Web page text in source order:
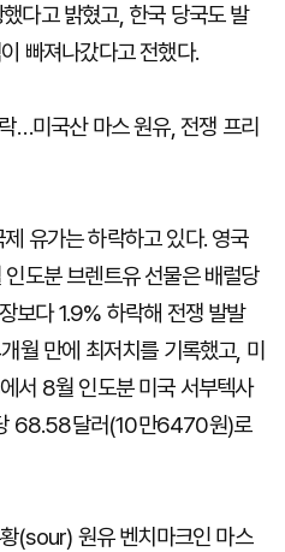
다고 밝혔고, 한국 당국도 발
빠져나갔다고 전했다.
미국산 마스 원유, 전쟁 프리
유가는 하락하고 있다. 영국
도분 브렌트유 선물은 배럴당
보다 1.9% 하락해 전쟁 발발
월 만에 최저치를 기록했고, 미
서 8월 인도분 미국 서부텍사
68.58달러(10만6470원)로
(sour) 원유 벤치마크인 마스